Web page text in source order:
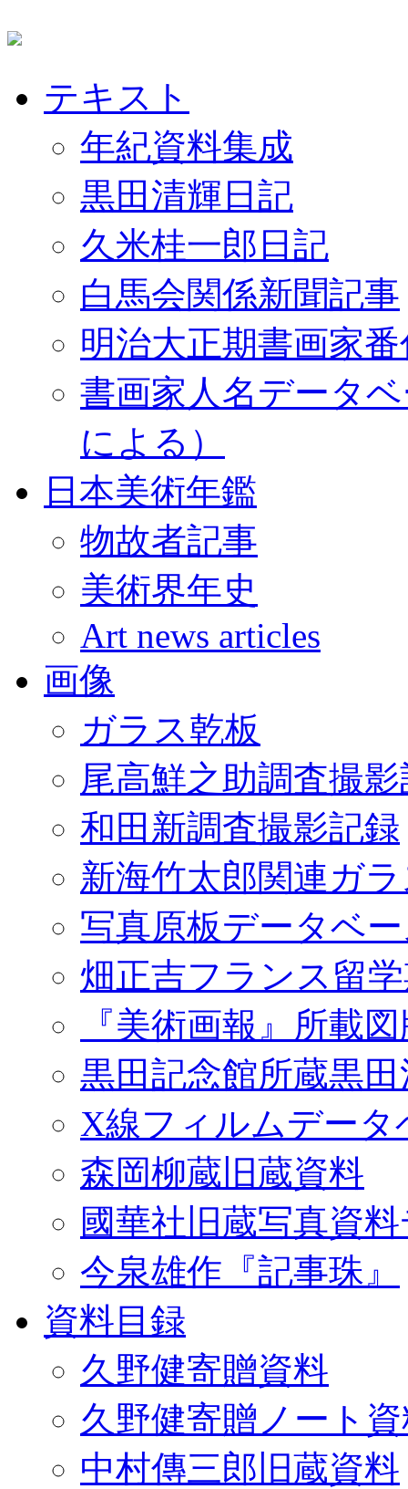
テキスト
年紀資料集成
黒田清輝日記
久米桂一郎日記
白馬会関係新聞記事
明治大正期書画家
書画家人名データ
による）
日本美術年鑑
物故者記事
美術界年史
Art news articles
画像
ガラス乾板
尾高鮮之助調査撮
和田新調査撮影記録
新海竹太郎関連ガ
写真原板データベ
畑正吉フランス留
『美術画報』所載
黒田記念館所蔵黒
X線フィルムデータ
森岡柳蔵旧蔵資料
國華社旧蔵写真資
今泉雄作『記事珠』
資料目録
久野健寄贈資料
久野健寄贈ノート
中村傳三郎旧蔵資料